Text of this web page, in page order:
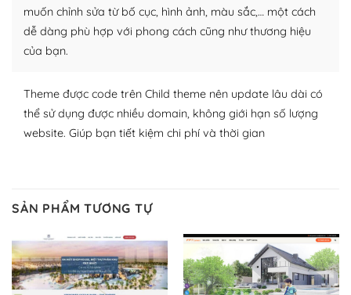
thích chọn lựa plugin và themes phù hợp cho mục đích
lập website của mình.
WordPress đa dạng plugin và themes
– Dễ sử dụng
Với mọi Hosting bất kỳ thì WordPress đều có thể dễ
dàng thiết lập vì thực tế nó đã cung cấp khoảng 60%
trang web WordPress của bạn.
Dễ dàng lựa chọn Hosting cho website WordPress
– Bảo mật cực tốt
muốn chỉnh sửa từ bố cục, hình ảnh, màu sắc,… một cách
dễ dàng phù hợp với phong cách cũng như thương hiệu
của bạn.
Theme được code trên Child theme nên update lâu dài có
thể sử dụng được nhiều domain, không giới hạn số lượng
website. Giúp bạn tiết kiệm chi phí và thời gian
SẢN PHẨM TƯƠNG TỰ